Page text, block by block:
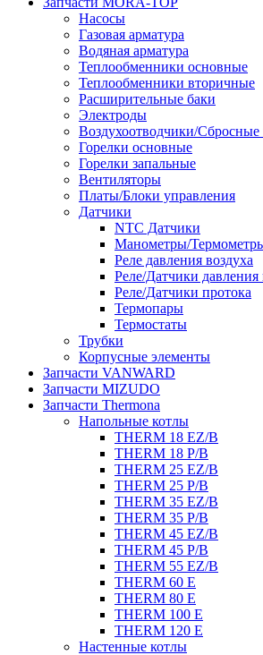
Насосы
Газовая арматура
Водяная арматура
Теплообменники основные
Теплообменники вторичные
Расширительные баки
Электроды
Воздухоотводчики/Сбросные
Горелки основные
Горелки запальные
Вентиляторы
Платы/Блоки управления
Датчики
NTC Датчики
Манометры/
Реле давления воздуха
Реле/Датчики
Реле/Датчики протока
Термопары
Термостаты
Трубки
Корпусные элементы
Запчасти VANWARD
Запчасти MIZUDO
Запчасти Thermona
Напольные котлы
THERM 18 EZ/B
THERM 18 P/B
THERM 25 EZ/B
THERM 25 P/B
THERM 35 EZ/B
THERM 35 P/B
THERM 45 EZ/B
THERM 45 P/B
THERM 55 EZ/B
THERM 60 E
THERM 80 E
THERM 100 E
THERM 120 E
Настенные котлы